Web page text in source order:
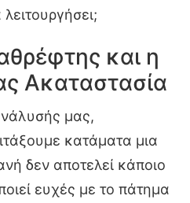
και η
Ακαταστασία
μας,
κατάματα μια
δεν αποτελεί κάποιο
ευχές με το πάτημα